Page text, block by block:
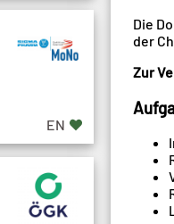
Die
der
Zur
EN